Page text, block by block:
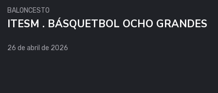
BALONCESTO
ITESM . BÁSQUETBOL OCHO GRANDES
26 de abril de 2026